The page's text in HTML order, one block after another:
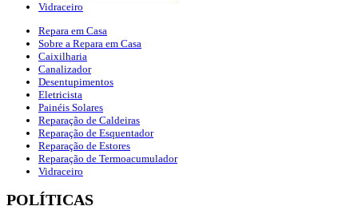
Vidraceiro
Repara em Casa
Sobre a Repara em Casa
Caixilharia
Canalizador
Desentupimentos
Eletricista
Painéis Solares
Reparação de Caldeiras
Reparação de Esquentador
Reparação de Estores
Reparação de Termoacumulador
Vidraceiro
POLÍTICAS